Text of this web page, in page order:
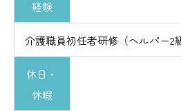
経験
介護職員初任者研修（ヘルパー2
休日・
休暇